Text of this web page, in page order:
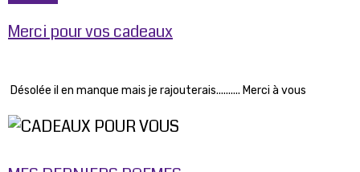
Merci pour vos cadeaux
Désolée il en manque mais je rajouterais.......... Merci à vous